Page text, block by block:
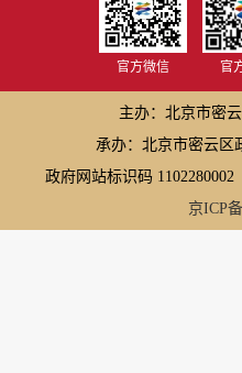
官方微信 官
主办：北京市密
承办：北京市密云区
政府网站标识码 1102280002
京ICP